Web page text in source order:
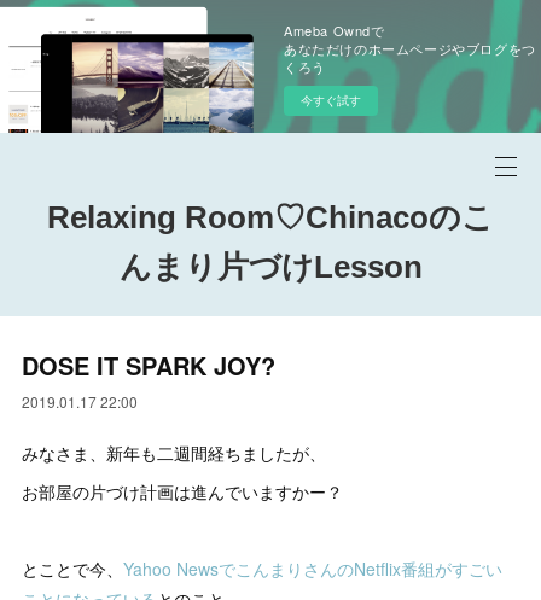
Ameba Owndで
あなただけのホームページやブログをつ
くろう
今すぐ試す
Relaxing Room♡Chinacoのこ
んまり片づけLesson
DOSE IT SPARK JOY?
2019.01.17 22:00
みなさま、新年も二週間経ちましたが、
お部屋の片づけ計画は進んでいますかー？
とことで今、Yahoo NewsでこんまりさんのNetflix番組がすごい